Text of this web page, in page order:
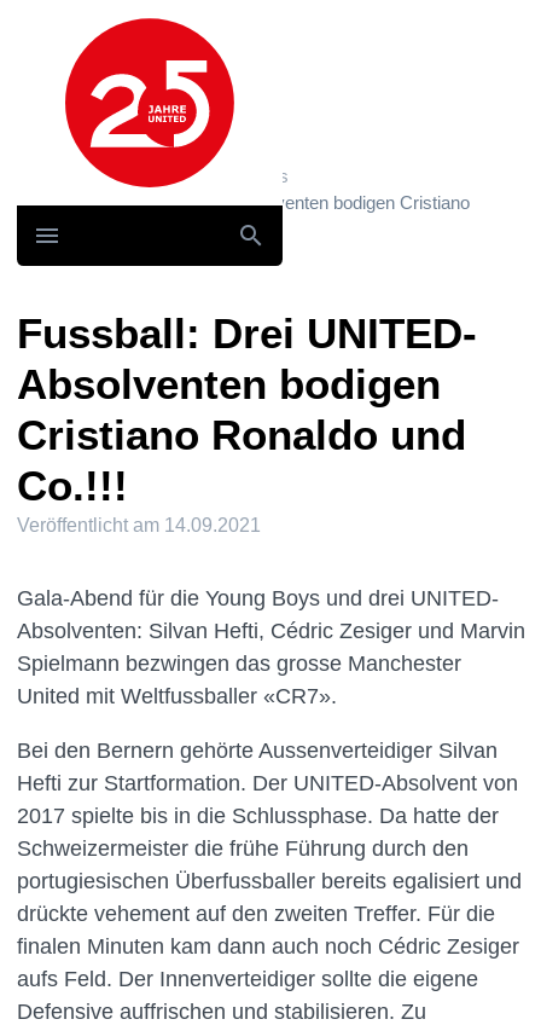
Hauptnavigation
News und Storys / News
Fussball: Drei UNITED-Absolventen bodigen Cristiano
Ronaldo und Co.!!!
Fussball: Drei UNITED-
Absolventen bodigen
Cristiano Ronaldo und
Co.!!!
Veröffentlicht am 14.09.2021
Gala-Abend für die Young Boys und drei UNITED-
Absolventen: Silvan Hefti, Cédric Zesiger und Marvin
Spielmann bezwingen das grosse Manchester
United mit Weltfussballer «CR7».
Bei den Bernern gehörte Aussenverteidiger Silvan
Hefti zur Startformation. Der UNITED-Absolvent von
2017 spielte bis in die Schlussphase. Da hatte der
Schweizermeister die frühe Führung durch den
portugiesischen Überfussballer bereits egalisiert und
drückte vehement auf den zweiten Treffer. Für die
finalen Minuten kam dann auch noch Cédric Zesiger
aufs Feld. Der Innenverteidiger sollte die eigene
Defensive auffrischen und stabilisieren. Zu